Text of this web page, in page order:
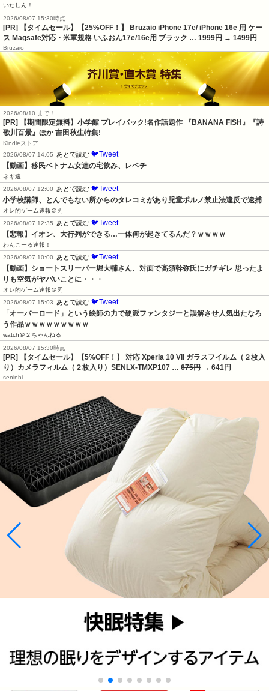
いたしん！
2026/08/07 15:30時点
[PR] 【タイムセール】【25%OFF！】 Bruzaio iPhone 17e/ iPhone 16e 用 ケー
ス Magsafe対応・米軍規格 いふおん17e/16e用 ブラック … 1999円 → 1499円
Bruzaio
2026/08/10 まで！
[PR] 【期間限定無料】小学館 プレイバック!名作話題作 『BANANA FISH』『詩
歌川百景』ほか 吉田秋生特集!
Kindleストア
2026/08/07 14:05
あとで読む 🐦Tweet
【動画】移民ベトナム女達の宅飲み、レベチ
ネギ速
2026/08/07 12:00
あとで読む 🐦Tweet
小学校講師、とんでもない所からのタレコミがあり児童ポルノ禁止法違反で逮捕
オレ的ゲーム速報＠刃
2026/08/07 12:35
あとで読む 🐦Tweet
【悲報】イオン、大行列ができる…一体何が起きてるんだ？ｗｗｗｗ
わんこーる速報！
2026/08/07 10:00
あとで読む 🐦Tweet
【動画】ショートスリーパー堀大輔さん、対面で高須幹弥氏にガチギレ 思ったよ
りも空気がヤバいことに・・・
オレ的ゲーム速報＠刃
2026/08/07 15:03
あとで読む 🐦Tweet
「オーバーロード」という絵師の力で硬派ファンタジーと誤解させ人気出たなろ
う作品ｗｗｗｗｗｗｗｗｗ
watch＠２ちゃんねる
2026/08/07 15:30時点
[PR] 【タイムセール】【5%OFF！】 対応 Xperia 10 VII ガラスフイルム（２枚入
り）カメラフィルム（２枚入り）SENLX-TMXP107 … 675円 → 641円
seninhi